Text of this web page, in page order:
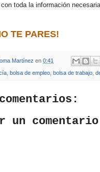
toda la información
TE PARES!
Martínez en 0:41
bolsa de empleo bolsa de trabajo
un comentario